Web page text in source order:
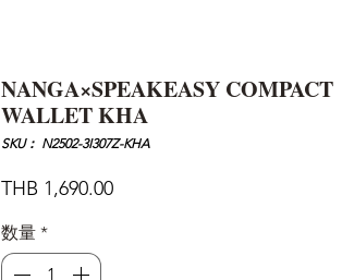
NANGA×SPEAKEASY COMPACT
WALLET KHA
SKU： N2502-3I307Z-KHA
THB 1,690.00価
数量 *